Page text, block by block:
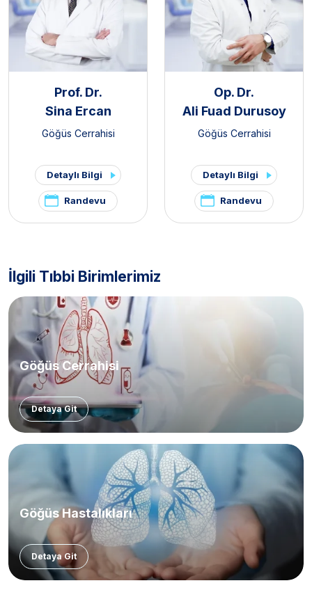
Prof. Dr.
Sina Ercan
Göğüs Cerrahisi
Detaylı Bilgi
Randevu
Op. Dr.
Ali Fuad Durusoy
Göğüs Cerrahisi
Detaylı Bilgi
Randevu
İlgili Tıbbi Birimlerimiz
Göğüs Cerrahisi
Detaya Git
Göğüs Hastalıkları
Detaya Git